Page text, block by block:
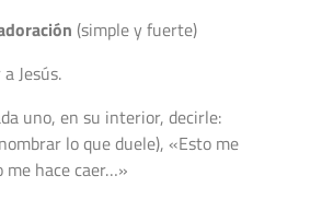
(simple y fuerte)
Jesús.
uno, en su interior, decirle:
lo que duele), «Esto me
me hace caer…»